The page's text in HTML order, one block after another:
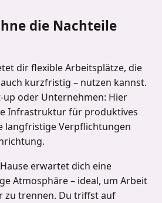
die Nachteile
dir flexible Arbeitsplätze, die
kurzfristig – nutzen kannst.
up oder Unternehmen: Hier
Infrastruktur für produktives
langfristige Verpflichtungen
erwartet dich eine
Atmosphäre – ideal, um Arbeit
zu trennen. Du triffst auf